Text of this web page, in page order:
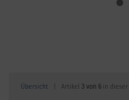
Übersicht | Artikel 3 von 6 in dieser